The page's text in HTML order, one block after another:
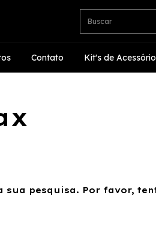
Contato Kit's de
sua pesquisa. Por favor,